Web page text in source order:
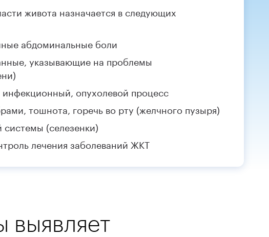
живота назначается в следующих
абдоминальные боли
указывающие на проблемы
опухолевой процесс
тошнота, горечь во рту (желчного пузыря)
(селезенки)
лечения заболеваний ЖКТ
выявляет